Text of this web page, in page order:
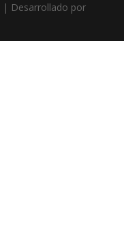
| Desarrollado por